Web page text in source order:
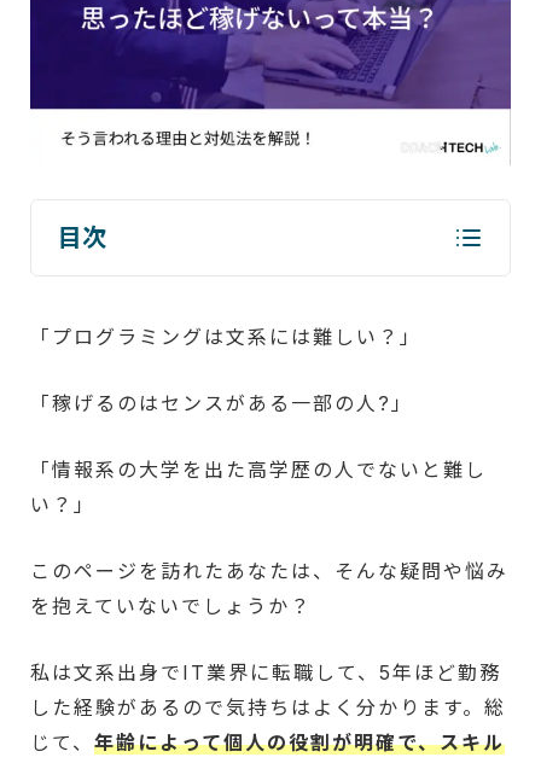
目次
「プログラミングは文系には難しい？」
「稼げるのはセンスがある一部の人?」
「情報系の大学を出た高学歴の人でないと難し
い？」
このページを訪れたあなたは、そんな疑問や悩み
を抱えていないでしょうか？
私は文系出身でIT業界に転職して、5年ほど勤務
した経験があるので気持ちはよく分かります。総
じて、 年齢によって個人の役割が明確で、スキル